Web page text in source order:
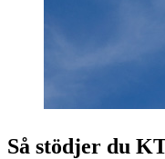
Så stödjer du